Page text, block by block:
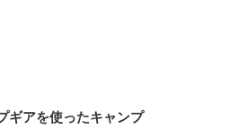
ギアを使ったキャンプ